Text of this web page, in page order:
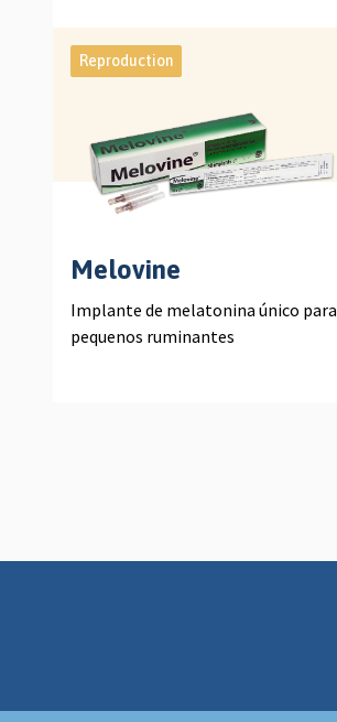
Reproduction
Melovine
Implante de melatonina único para
pequenos ruminantes